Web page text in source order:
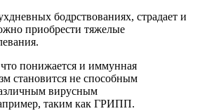
бодрствованиях, страдает и
приобрести тяжелые
понижается и иммунная
становится не способным
вирусным
таким как ГРИПП.